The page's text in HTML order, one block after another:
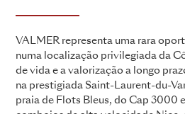
VALMER representa uma rara
numa localização privilegiada da
de vida e a valorização a longo
na prestigiada Saint-Laurent-du-
praia de Flots Bleus, do Cap 3000